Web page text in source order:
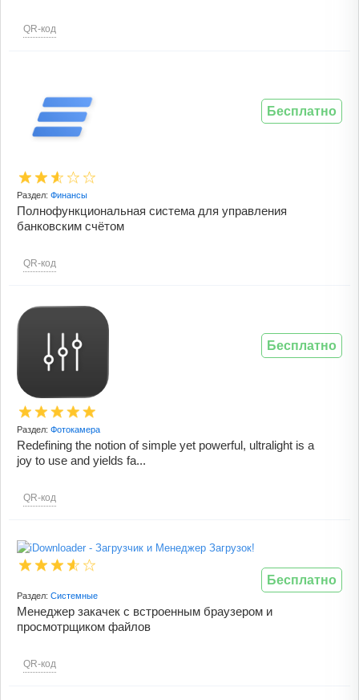
QR-код
Раздел: Финансы
Полнофункциональная система для управления
банковским счётом
QR-код
Бесплатно
Раздел: Фотокамера
Redefining the notion of simple yet powerful, ultralight is a
joy to use and yields fa...
QR-код
Бесплатно
Раздел: Системные
Менеджер закачек с встроенным браузером и
просмотрщиком файлов
QR-код
Бесплатно